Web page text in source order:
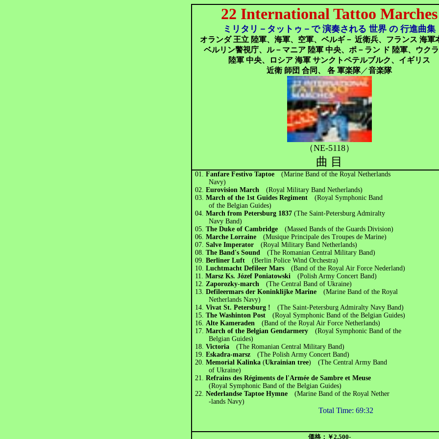
22 International Tattoo Marches
ミリタリ－タットゥ－で 演奏される 世界 の 行進曲集
オランダ 王立 陸軍、海軍、空軍、ベルギ－ 近衛兵、フランス 海軍
ベルリン警視庁、ル－マニア 陸軍 中央、ポ－ラン ド 陸軍、ウク
陸軍 中央、ロシア 海軍 サンクトペテルブルク、イギリス
近衛 師団 合同、 各 軍楽隊／音楽隊
（NE-5118）
曲 目
01.Fanfare Festivo Taptoe(Marine Band of the Royal Netherlands
Navy)
02.Eurovision March(Royal Military Band Netherlands)
03.March of the 1st Guides Regiment(Royal Symphonic Band
of the Belgian Guides)
04.March from Petersburg 1837(The Saint-Petersburg Admiralty
Navy Band)
05.The Duke of Cambridge(Massed Bands of the Guards Division)
06.Marche Lorraine(Musique Principale des Troupes de Marine)
07.Salve Imperator(Royal Military Band Netherlands)
08.The Band's Sound(The Romanian Central Military Band)
09.Berliner Luft(Berlin Police Wind Orchestra)
10.Luchtmacht Defileer Mars(Band of the Royal Air Force Nederland)
11. Marsz Ks. Józef Poniatowski(Polish Army Concert Band)
12.Zaporozky-march(The Central Band of Ukraine)
13.Defileermars der Koninklijke Marine(Marine Band of the Royal
Netherlands Navy)
14.Vivat St. Petersburg !(The Saint-Petersburg Admiralty Navy Band)
15.The Washinton Post(Royal Symphonic Band of the Belgian Guides)
16.Alte Kameraden(Band of the Royal Air Force Netherlands)
17.March of the Belgian Gendarmery(Royal Symphonic Band of the
Belgian Guides)
18.Victoria(The Romanian Central Military Band)
19. Eskadra-marsz(The Polish Army Concert Band)
20.Memorial Kalinka(Ukrainian tree) (The Central Army Band
of Ukraine)
21.Refrains des Régiments de l'Armée de Sambre et Meuse
(Royal Symphonic Band of the Belgian Guides)
22.Nederlandse Taptoe Hymne(Marine Band of the Royal Nether
-lands Navy)
Total Time: 69:32
価格：￥2,500-